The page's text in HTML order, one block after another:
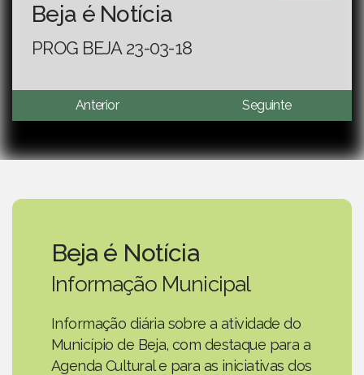
Beja é Notícia
PROG BEJA 23-03-18
Anterior Seguinte
Beja é Notícia
Informação Municipal
Informação diária sobre a atividade do
Município de Beja, com destaque para a
Agenda Cultural e para as iniciativas dos